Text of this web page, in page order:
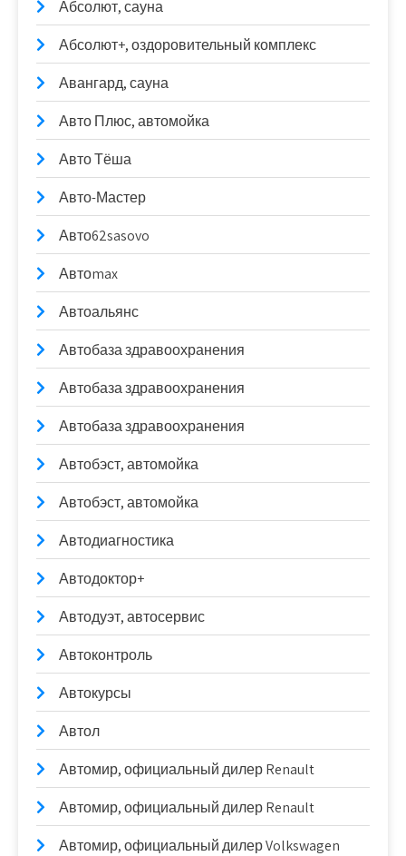
Абсолют, сауна
Абсолют+, оздоровительный комплекс
Авангард, сауна
Авто Плюс, автомойка
Авто Тёша
Авто-Мастер
Авто62sasovo
Автоmax
Автоальянс
Автобаза здравоохранения
Автобаза здравоохранения
Автобаза здравоохранения
Автобэст, автомойка
Автобэст, автомойка
Автодиагностика
Автодоктор+
Автодуэт, автосервис
Автоконтроль
Автокурсы
Автол
Автомир, официальный дилер Renault
Автомир, официальный дилер Renault
Автомир, официальный дилер Volkswagen